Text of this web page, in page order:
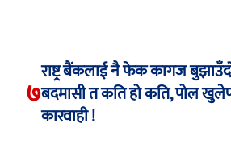
७
राष्ट्र बैंकलाई नै फेक कागज
बदमासी त कति हो कति, पोल
कारवाही !